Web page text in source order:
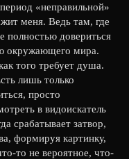
«неправильной»
меня. Ведь там, где
полностью довериться
окружающего мира.
того требует душа.
лишь только
просто
в видоискатель
срабатывает затвор,
формируя картинку,
то не вероятное, что-